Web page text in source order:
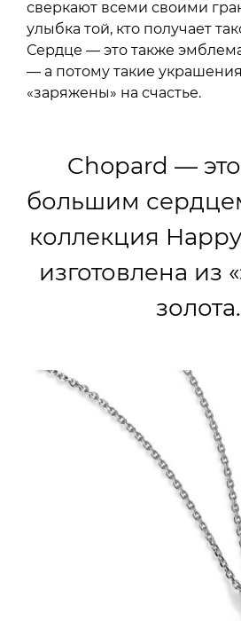
сверкают всеми своими
улыбка той, кто получает
Сердце — это также
— а потому такие
«заряжены» на счастье.
Chopard —
большим
коллекция
изготовлена из
золота.